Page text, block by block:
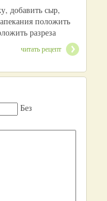
добавить сыр,
положить
разреза
читать рецепт
Без